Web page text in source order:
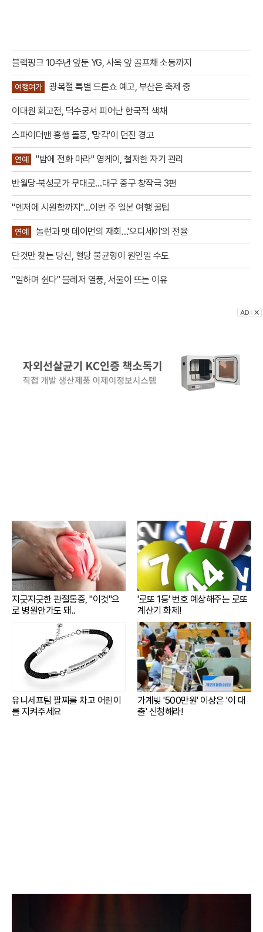
블랙핑크 10주년 앞둔 YG, 사옥 앞 골프채 소동까지
여행여가 광복절 특별 드론쇼 예고, 부산은 축제 중
이대원 회고전, 덕수궁서 피어난 한국적 색채
스파이더맨 흥행 돌풍, '망각'이 던진 경고
연예 "밤에 전화 마라" 영케이, 철저한 자기 관리
반월당·북성로가 무대로…대구 중구 창작극 3편
"엔저에 시원함까지"…이번 주 일본 여행 꿀팁
연예 놀런과 맷 데이먼의 재회…'오디세이'의 전율
단것만 찾는 당신, 혈당 불균형이 원인일 수도
"일하며 쉰다" 블레저 열풍, 서울이 뜨는 이유
지긋지긋한 관절통증, "이것"으
로 병원안가도 돼..
'로또 1등' 번호 예상해주는 로또
계산기 화제!
유니세프팀 팔찌를 차고 어린이
를 지켜주세요
가계빚 '500만원' 이상은 '이 대
출' 신청해라!